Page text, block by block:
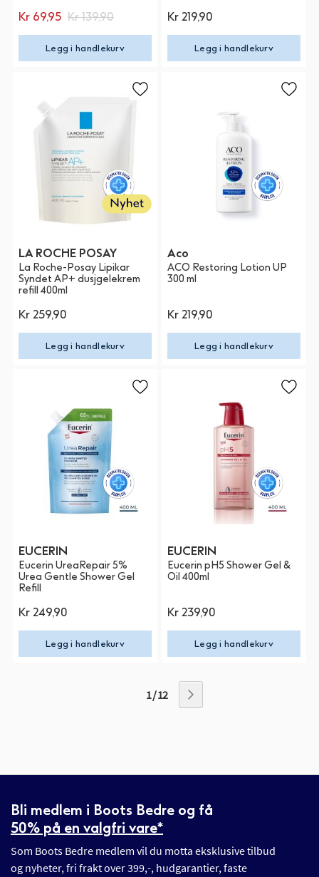
Kr 69,95 Kr 139,90
Legg i handlekurv
Kr 219,90
Legg i handlekurv
LA ROCHE POSAY
La Roche-Posay Lipikar
Syndet AP+ dusjgelekrem
refill 400ml
Kr 259,90
Legg i handlekurv
Aco
ACO Restoring Lotion UP
300 ml
Kr 219,90
Legg i handlekurv
EUCERIN
Eucerin UreaRepair 5%
Urea Gentle Shower Gel
Refill
Kr 249,90
Legg i handlekurv
EUCERIN
Eucerin pH5 Shower Gel &
Oil 400ml
Kr 239,90
Legg i handlekurv
1 / 12
Bli medlem i Boots Bedre og få
50% på en valgfri vare*
Som Boots Bedre medlem vil du motta eksklusive tilbud
og nyheter, fri frakt over 399,-, hudgarantier, faste